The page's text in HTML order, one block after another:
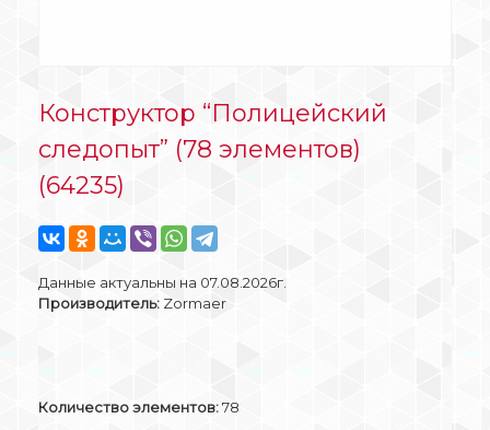
Конструктор “Полицейский
следопыт” (78 элементов)
(64235)
Данные актуальны на 07.08.2026г.
Производитель: Zormaer
Количество элементов:78